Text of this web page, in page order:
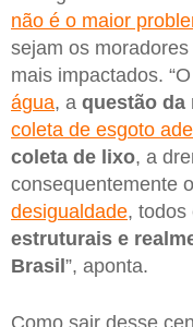
não é o maior
sejam os
mais impactados.
água, a questão da
coleta de esgoto
coleta de lixo, a
consequentemente
desigualdade, todos
estruturais e
Brasil ”, aponta.
Como sair desse